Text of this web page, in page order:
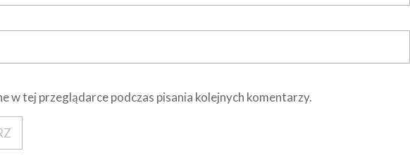
w tej przeglądarce podczas pisania kolejnych komentarzy.